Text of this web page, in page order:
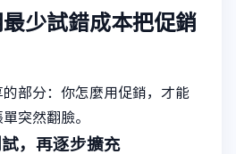
少試錯成本把促銷
部分：你怎麼用促銷，才能
突然翻臉。
，再逐步擴充